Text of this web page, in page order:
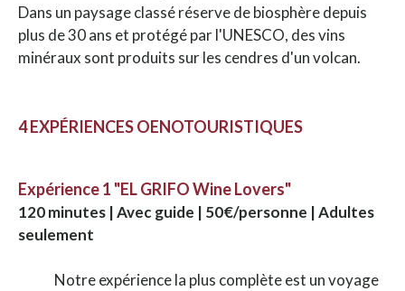
Dans un paysage classé réserve de biosphère depuis
plus de 30 ans et protégé par l'UNESCO, des vins
minéraux sont produits sur les cendres d'un volcan.
4 EXPÉRIENCES OENOTOURISTIQUES
Expérience 1 "EL GRIFO Wine Lovers"
120 minutes | Avec guide | 50€/personne | Adultes
seulement
Notre expérience la plus complète est un voyage